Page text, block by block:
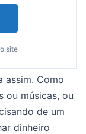
site
assim. Como
ou músicas, ou
de um
dinheiro